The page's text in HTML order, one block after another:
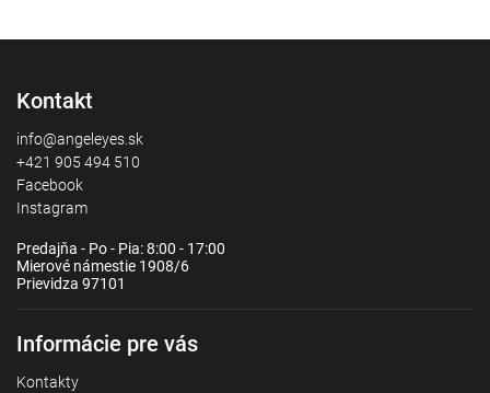
Kontakt
info@angeleyes.sk
+421 905 494 510
Facebook
Instagram
Predajňa - Po - Pia: 8:00 - 17:00
Mierové námestie 1908/6
Prievidza 97101
Informácie pre vás
Kontakty